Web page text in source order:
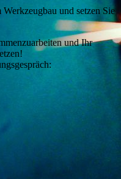
und setzen Sie
und Ihr